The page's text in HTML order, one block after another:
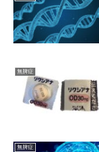
無脾症
無脾症